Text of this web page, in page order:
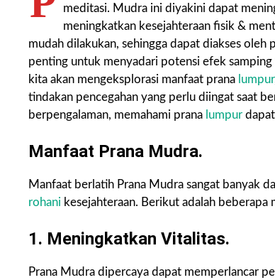
meditasi. Mudra ini diyakini dapat
meningkatkan kesejahteraan fisik &
mudah dilakukan, sehingga dapat diakses
penting untuk menyadari potensi efek
kita akan mengeksplorasi manfaat prana lumpur
tindakan pencegahan yang perlu diingat saat
berpengalaman, memahami prana lumpur
Manfaat Prana Mudra.
Manfaat berlatih Prana Mudra sangat banyak
rohani kesejahteraan. Berikut adalah
1. Meningkatkan Vitalitas.
Prana Mudra dipercaya dapat memperlancar